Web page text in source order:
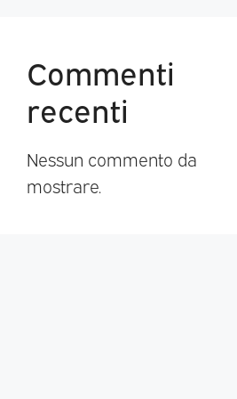
Commenti
recenti
Nessun commento da
mostrare.